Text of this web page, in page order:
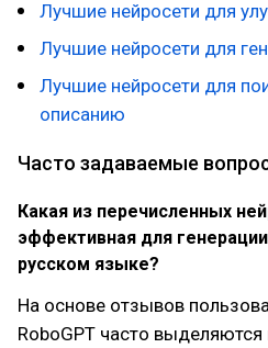
Лучшие нейросети для
Лучшие нейросети для
Лучшие нейросети для
описанию
Часто задаваемые
Какая из перечисленных
эффективная для
русском языке?
На основе отзывов
RoboGPT часто